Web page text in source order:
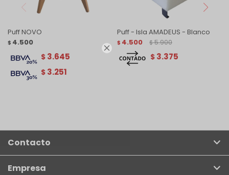

Puff NOVO
$ 4.500
$ 3.251
$ 3.645
Puff - Isla AMADEUS - Blanco
$ 4.500 $ 5.900
$ 3.375
Contacto
Empresa